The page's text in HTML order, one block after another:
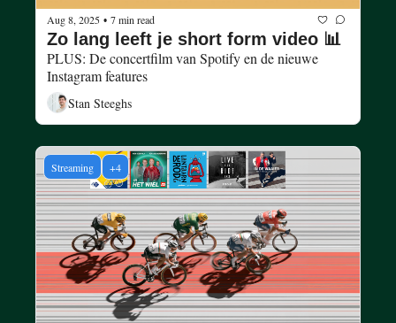
Aug 8, 2025 • 7 min read
Zo lang leeft je short form video 📊
PLUS: De concertfilm van Spotify en de nieuwe
Instagram features
Stan Steeghs
Streaming +4